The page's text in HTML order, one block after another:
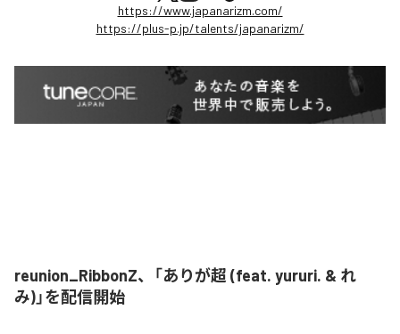
https://www.japanarizm.com/
https://plus-p.jp/talents/japanarizm/
reunion_RibbonZ、「ありが超 (feat. yururi. & れ
み)」を配信開始